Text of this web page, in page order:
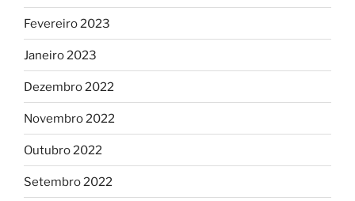
Fevereiro 2023
Janeiro 2023
Dezembro 2022
Novembro 2022
Outubro 2022
Setembro 2022